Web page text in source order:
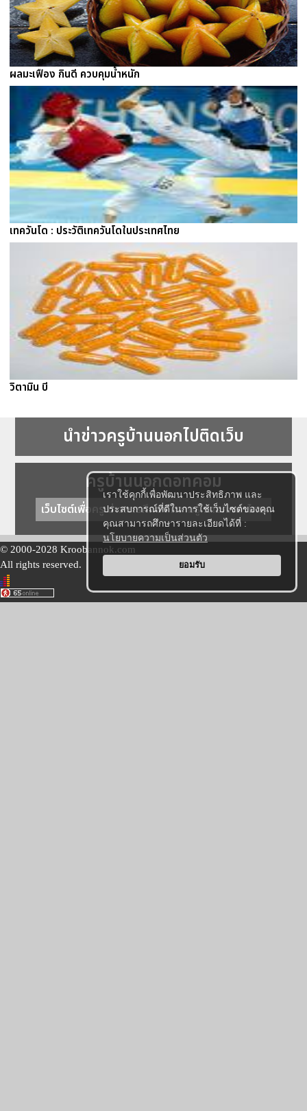
เราใช้คุกกี้เพื่อพัฒนาประสิทธิภาพ และ
ประสบการณ์ที่ดีในการใช้เว็บไซต์ของคุณ
คุณสามารถศึกษารายละเอียดได้ที่ :
นโยบายความเป็นส่วนตัว
ยอมรับ
ผลมะเฟือง กินดี ควบคุมน้ำหนัก
เทควันโด : ประวัติเทควันโดในประเทศไทย
วิตามิน บี
นำข่าวครูบ้านนอกไปติดเว็บ
ครูบ้านนอกดอทคอม
เว็บไซต์เพื่อครู ข่าวการศึกษา ความรู้ การศึกษาไทย
© 2000-2028 Kroobannok.com
All rights reserved.